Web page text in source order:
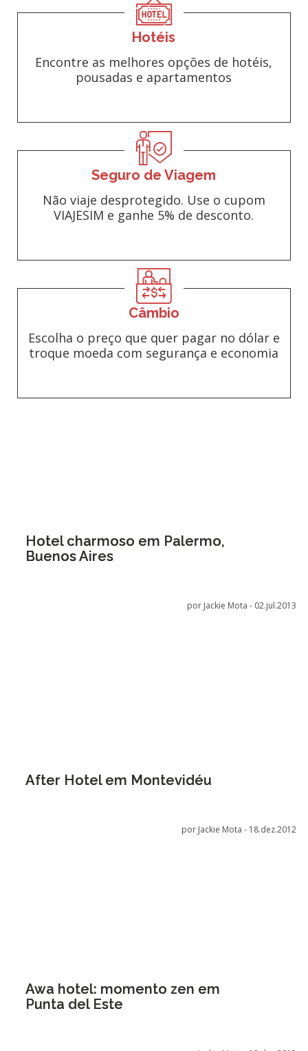
Hotéis
Encontre as melhores opções de hotéis,
pousadas e apartamentos
Seguro de Viagem
Não viaje desprotegido. Use o cupom
VIAJESIM e ganhe 5% de desconto.
Câmbio
Escolha o preço que quer pagar no dólar e
troque moeda com segurança e economia
Hotel charmoso em Palermo,
Buenos Aires
por Jackie Mota - 02.jul.2013
After Hotel em Montevidéu
por Jackie Mota - 18.dez.2012
Awa hotel: momento zen em
Punta del Este